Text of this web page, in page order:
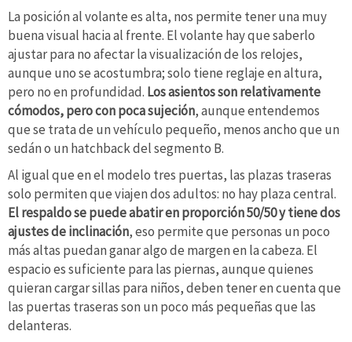
La posición al volante es alta, nos permite tener una muy
buena visual hacia al frente. El volante hay que saberlo
ajustar para no afectar la visualización de los relojes,
aunque uno se acostumbra; solo tiene reglaje en altura,
pero no en profundidad. Los asientos son relativamente
cómodos, pero con poca sujeción, aunque entendemos
que se trata de un vehículo pequeño, menos ancho que un
sedán o un hatchback del segmento B.
Al igual que en el modelo tres puertas, las plazas traseras
solo permiten que viajen dos adultos: no hay plaza central.
El respaldo se puede abatir en proporción 50/50 y tiene dos
ajustes de inclinación, eso permite que personas un poco
más altas puedan ganar algo de margen en la cabeza. El
espacio es suficiente para las piernas, aunque quienes
quieran cargar sillas para niños, deben tener en cuenta que
las puertas traseras son un poco más pequeñas que las
delanteras.